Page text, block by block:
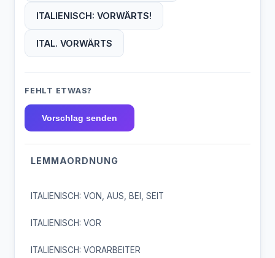
ITALIENISCH: VORWÄRTS!
ITAL. VORWÄRTS
FEHLT ETWAS?
Vorschlag senden
LEMMAORDNUNG
ITALIENISCH: VON, AUS, BEI, SEIT
ITALIENISCH: VOR
ITALIENISCH: VORARBEITER